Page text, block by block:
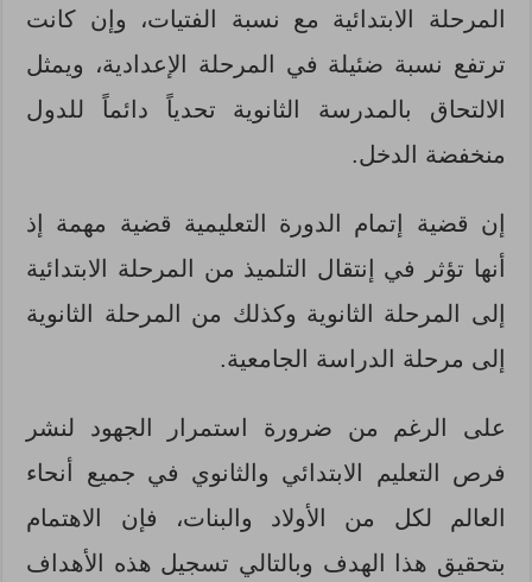
المرحلة الابتدائية مع نسبة الفتيات، وإن كانت
ترتفع نسبة ضئيلة في المرحلة الإعدادية، ويمثل
الالتحاق بالمدرسة الثانوية تحدياً دائماً للدول
منخفضة الدخل.
إن قضية إتمام الدورة التعليمية قضية مهمة إذ
أنها تؤثر في إنتقال التلميذ من المرحلة الابتدائية
إلى المرحلة الثانوية وكذلك من المرحلة الثانوية
إلى مرحلة الدراسة الجامعية.
على الرغم من ضرورة استمرار الجهود لنشر
فرص التعليم الابتدائي والثانوي في جميع أنحاء
العالم لكل من الأولاد والبنات، فإن الاهتمام
بتحقيق هذا الهدف وبالتالي تسجيل هذه الأهداف